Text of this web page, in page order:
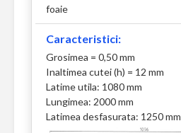
foaie
Caracteristici:
Grosimea = 0,50 mm
Inaltimea cutei (h) = 12 mm
Latime utila: 1080 mm
Lungimea: 2000 mm
Latimea desfasurata: 1250 mm